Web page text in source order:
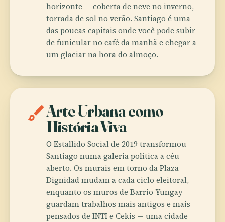
horizonte — coberta de neve no inverno,
torrada de sol no verão. Santiago é uma
das poucas capitais onde você pode subir
de funicular no café da manhã e chegar a
um glaciar na hora do almoço.
brushArte Urbana como
História Viva
O Estallido Social de 2019 transformou
Santiago numa galeria política a céu
aberto. Os murais em torno da Plaza
Dignidad mudam a cada ciclo eleitoral,
enquanto os muros de Barrio Yungay
guardam trabalhos mais antigos e mais
pensados de INTI e Cekis — uma cidade